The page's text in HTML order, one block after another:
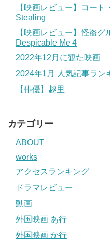
【映画レビュー】コー
Stealing
【映画レビュー】怪盗
Despicable Me 4
2022年12月に観た映画
2024年1月 人気記事ラン
【俳優】趣里
カテゴリー
ABOUT
works
アクセスランキング
ドラマレビュー
動画
外国映画 あ行
外国映画 か行